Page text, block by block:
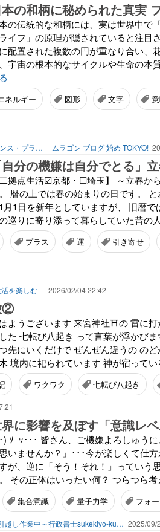
本の和柄に秘められた真実
の伝統的な和柄には、実は世界中で
イフ」の原理が隠されていると注目
配置された複数の円が重なり合い、
宇宙の根本的なサイクルや生命の本
ネルギー 図形 文字
TAKAさん プラズマ宇宙論・リゾナンス・プランナー ムラゴン ブログ 始め TOKYO!
自分の機嫌は自分でとる」
二拠点生活☑京都・☐埼玉】 ～立春か
暦の上では春の始まりの日です。
月1日を新年としていますが、 旧暦
巡りに寄り添って暮らしていた昔の
プラス 運 引き寄せ
活を楽しむ 2026/02/04 22:42
②
ようございます 来宮神社⛩️の 雷に
た 七転び八起き って言葉が浮かび
先にいくだけで ぜんぜん違うの の
境内に祀られています 神が宿って
ワクワク 七転び八起き
に影響を及ぼす「意識レ
) ｿｰｯ･･･ 皆さん、ご機嫌よろしゅう
いませんか？」･･･今が楽しくて仕
が、逆に「そう！それ！」っていう
その正体はいったい何？ つらつら
集合意識 量子力学 フォ
はてなから引越し作業中～行政書士sukekiyo-kunの家族法など（仮） 2025/09/